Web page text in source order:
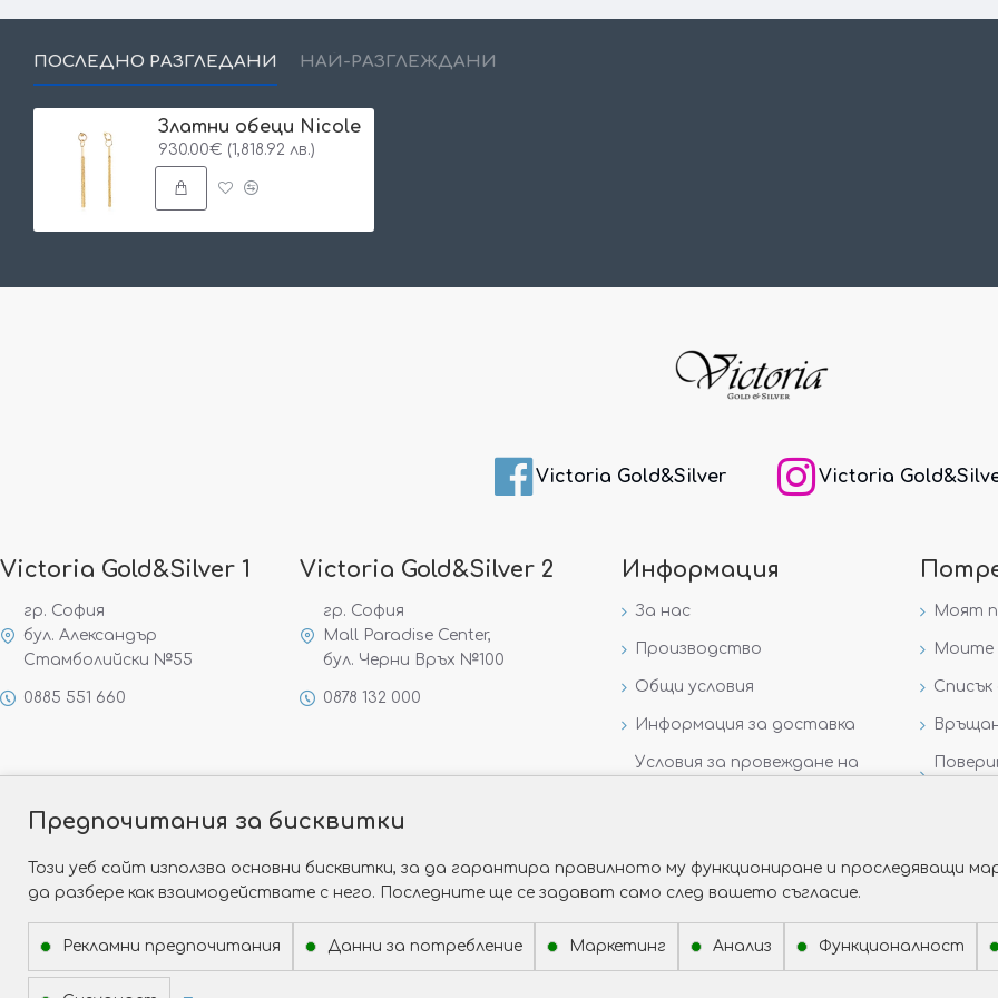
ПОСЛЕДНО РАЗГЛЕДАНИ НАЙ-РАЗГЛЕЖДАНИ
Златни обеци Nicole
930.00€ (1,818.92 лв.)
Victoria Gold&Silver Victoria
Victoria Gold&Silver 1
гр. София
бул. Александър
Стамболийски №55
0885 551 660
Victoria Gold&Silver 2
гр. София
Mall Paradise Center,
бул. Черни Връх №100
0878 132 000
Информация
За нас
Производство
Общи условия
Информация за доставка
Условия за провеждане на
Моят
Моите
Списък
Предпочитания за бисквитки
Този уеб сайт използва основни бисквитки, за да гарантира правилното му функциониране и проследяващи
да разбере как взаимодействате с него. Последните ще се задават само след вашето съгласие.
Рекламни предпочитания Данни за потребление Маркетинг Анализ Функционалност